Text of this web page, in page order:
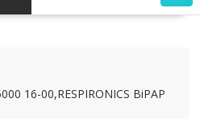
16-00,RESPIRONICS BiPAP